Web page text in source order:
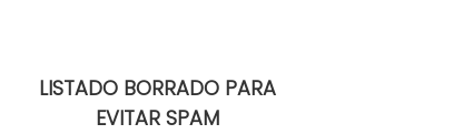
LISTADO BORRADO PARA
EVITAR SPAM